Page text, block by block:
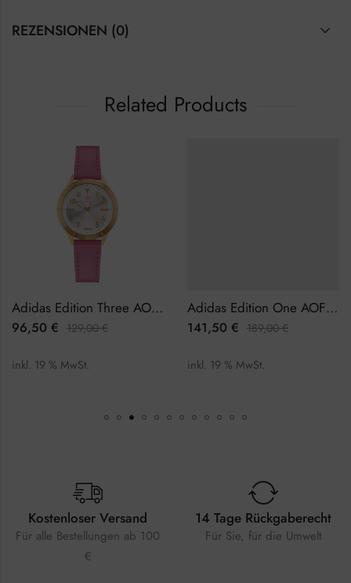
REZENSIONEN (0)
Related Products
Adidas Edition Three AOFH22509 Damenuhr
96,50 € 129,00€
inkl. 19 % MwSt.
Adidas Edition One AOFH23010 Herrenuhr
141,50 € 189,00€
inkl. 19 % MwSt.
Kostenloser Versand
Für alle Bestellungen ab 100
€
14 Tage Rückgaberecht
Für Sie, für die Umwelt